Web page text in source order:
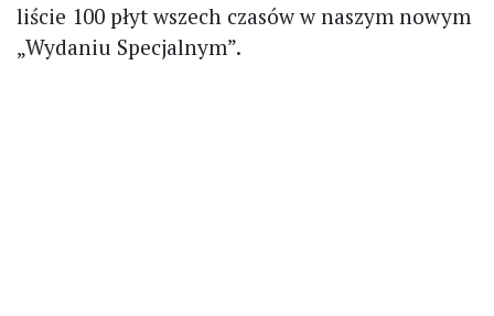
liście 100 płyt wszech czasów w naszym nowym
„Wydaniu Specjalnym”.